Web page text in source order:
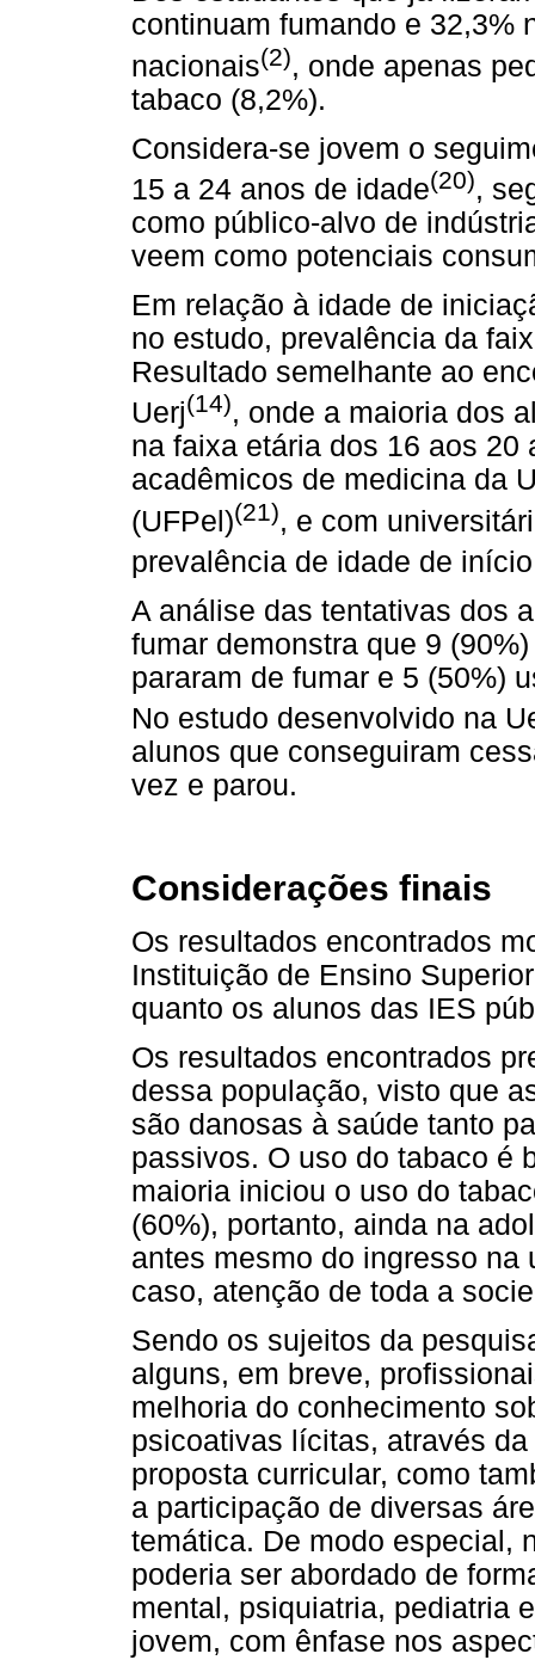
continuam fumando e 32,3%
nacionais(2), onde apenas
tabaco (8,2%).
Considera-se jovem o
15 a 24 anos de idade(20),
como público-alvo de
veem como potenciais
Em relação à idade de
no estudo, prevalência da
Resultado semelhante ao
Uerj(14), onde a maioria dos
na faixa etária dos 16 aos 20
acadêmicos de medicina da
(UFPel)(21), e com
prevalência de idade de
A análise das tentativas dos
fumar demonstra que 9
pararam de fumar e 5 (50%)
No estudo desenvolvido na
alunos que conseguiram
vez e parou.
Considerações finais
Os resultados encontrados
Instituição de Ensino
quanto os alunos das IES
Os resultados encontrados
dessa população, visto que
são danosas à saúde tanto
passivos. O uso do tabaco é
maioria iniciou o uso do
(60%), portanto, ainda na
antes mesmo do ingresso
caso, atenção de toda a
Sendo os sujeitos da
alguns, em breve,
melhoria do conhecimento
psicoativas lícitas, através
proposta curricular, como
a participação de diversas
temática. De modo especial,
poderia ser abordado de
mental, psiquiatria, pediatria
jovem, com ênfase nos